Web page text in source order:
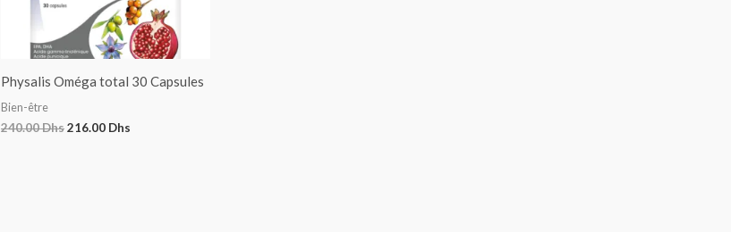
Physalis Oméga total 30 Capsules
Bien-être
240.00Dhs216.00 Dhs